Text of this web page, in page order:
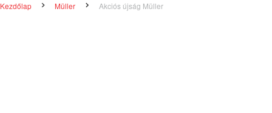
Kezdőlap Müller Akciós újság Müller